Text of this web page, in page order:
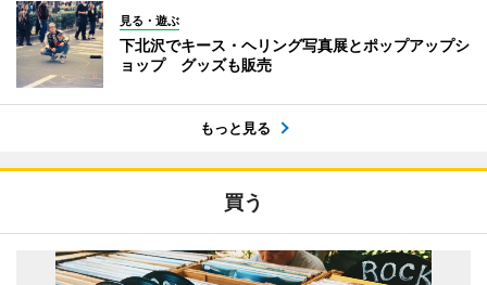
見る・遊ぶ
下北沢でキース・ヘリング写真展とポップアップシ
ョップ グッズも販売
もっと見る
買う